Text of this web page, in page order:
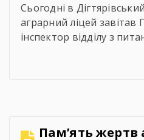
Сьогодні в
аграрний ліцей
інспектор відділу з
Чернігівській області
Пам’ять жертв